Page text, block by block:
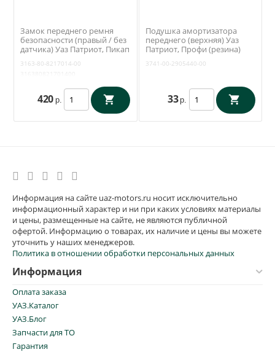
Замок переднего ремня
безопасности (правый / без
датчика) Уаз Патриот, Пикап
3163-80-8217014-00
420 р.
Подушка амортизатора
переднего (верхняя) Уаз
Патриот, Профи (резина)
3741-00-2905440-00
33 р.
Информация на сайте uaz-motors.ru носит исключительно
информационный характер и ни при каких условиях материалы
и цены, размещенные на сайте, не являются публичной
офертой. Информацию о товарах, их наличие и цены вы можете
уточнить у наших менеджеров.
Политика в отношении обработки персональных данных
Информация
Оплата заказа
УАЗ.Каталог
УАЗ.Блог
Запчасти для ТО
Гарантия